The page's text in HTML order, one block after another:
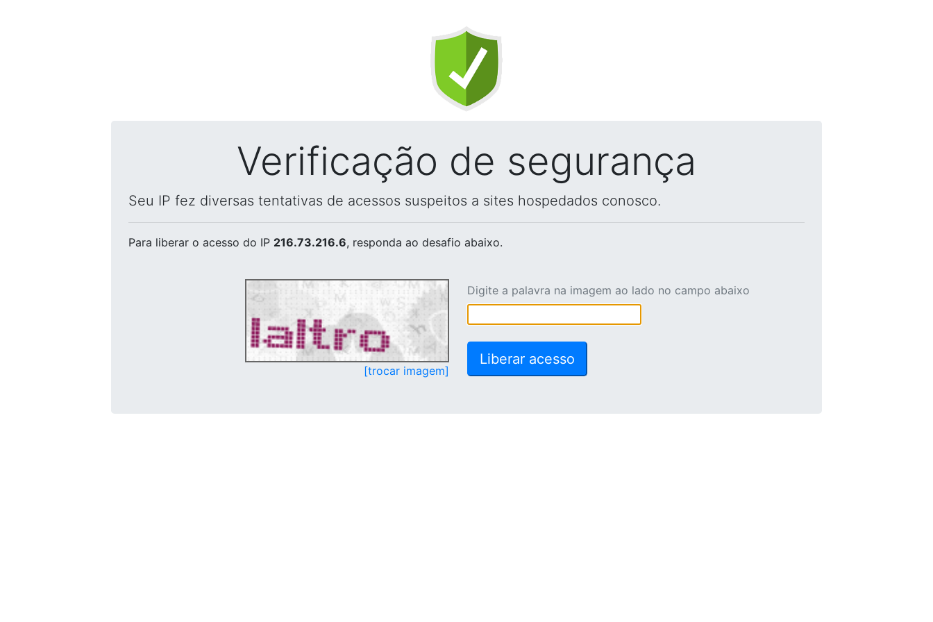
Verificação de segurança
Seu IP fez diversas tentativas de acessos suspeitos a sites hospedados conosco.
Para liberar o acesso do IP 216.73.216.6, responda ao desafio abaixo.
[trocar imagem]
Digite a palavra na imagem ao lado no campo abaixo